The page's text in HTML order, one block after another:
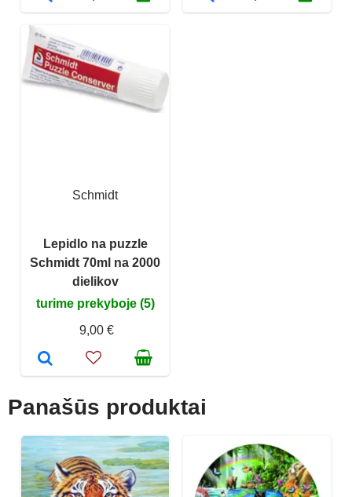
Schmidt
Lepidlo na puzzle
Schmidt 70ml na 2000
dielikov
turime prekyboje (5)
9,00 €
Panašūs produktai